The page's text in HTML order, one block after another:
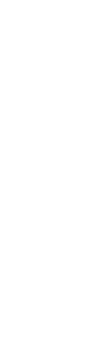
80er Jahre
sich allein
Das
An Stelle
Codes einer
er bis
a. im
gezeigt und
des